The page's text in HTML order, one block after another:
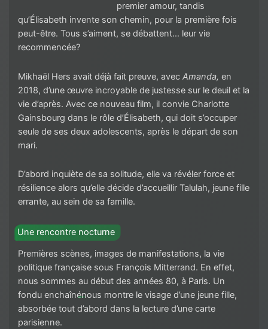
premier amour, tandis
qu’Élisabeth invente son chemin, pour la première fois
peut-être. Tous s’aiment, se débattent… leur vie
recommencée?
Mikhaël Hers avait déjà fait preuve, avec Amanda, en
2018, d’une œuvre incroyable de justesse sur le deuil et la
vie d’après. Avec ce nouveau film, il convie Charlotte
Gainsbourg dans le rôle d’Élisabeth, qui doit s’occuper
seule de ses deux adolescents, après le départ de son
mari.
D’abord inquiète de sa solitude, elle va révéler force et
résilience alors qu’elle décide d’accueillir Talulah, jeune fille
errante, au sein de sa famille.
Une rencontre nocturne
Premières scènes, images de manifestations, la vie
politique française sous François Mitterrand. En effet,
nous sommes au début des années 80, à Paris. Un
fondu enchaînénous montre le visage d’une jeune fille,
absorbée tout d’abord dans la lecture d’une carte
parisienne.